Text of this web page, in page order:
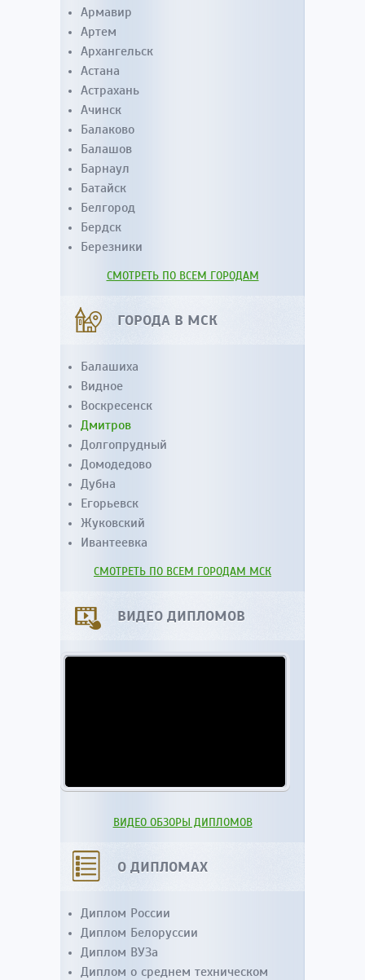
Армавир
Артем
Архангельск
Астана
Астрахань
Ачинск
Балаково
Балашов
Барнаул
Батайск
Белгород
Бердск
Березники
СМОТРЕТЬ ПО ВСЕМ ГОРОДАМ
ГОРОДА В МСК
Балашиха
Видное
Воскресенск
Дмитров
Долгопрудный
Домодедово
Дубна
Егорьевск
Жуковский
Ивантеевка
СМОТРЕТЬ ПО ВСЕМ ГОРОДАМ МСК
ВИДЕО ДИПЛОМОВ
ВИДЕО ОБЗОРЫ ДИПЛОМОВ
О ДИПЛОМАХ
Диплом России
Диплом Белоруссии
Диплом ВУЗа
Диплом о среднем техническом